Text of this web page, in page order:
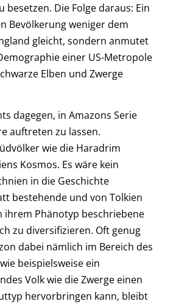
besetzen. Die Folge daraus: Ein
Bevölkerung weniger dem
gleicht, sondern anmutet
einer US-Metropole
Elben und Zwerge
dagegen, in Amazons Serie
auftreten zu lassen.
wie die Haradrim
Kosmos. Es wäre kein
in die Geschichte
bestehende und von Tolkien
ihrem Phänotyp beschriebene
zu diversifizieren. Oft genug
dabei nämlich im Bereich des
beispielsweise ein
Volk wie die Zwerge einen
hervorbringen kann, bleibt